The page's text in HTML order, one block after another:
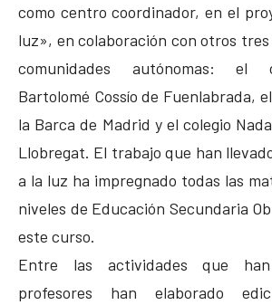
como centro coordinador, en el
luz», en colaboración con otros
comunidades autónomas: el
Bartolomé Cossío de Fuenlabrada,
la Barca de Madrid y el colegio
Llobregat. El trabajo que han
a la luz ha impregnado todas las
niveles de Educación Secundaria
este curso.
Entre las actividades que
profesores han elaborado